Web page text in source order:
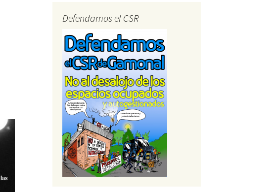
Defendamos el CSR